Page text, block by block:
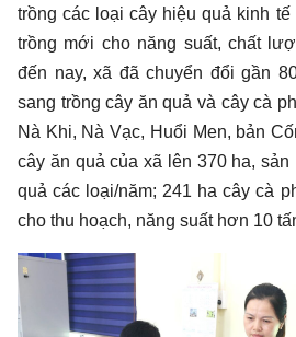
trồng các loại cây hiệu quả kinh
trồng mới cho năng suất, chất
đến nay, xã đã chuyển đổi gần
sang trồng cây ăn quả và cây cà
Nà Khi, Nà Vạc, Huổi Men, bản
cây ăn quả của xã lên 370 ha,
quả các loại/năm; 241 ha cây cà
cho thu hoạch, năng suất hơn 10